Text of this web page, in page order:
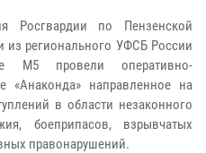
Росгвардии по Пензенской
из регионального УФСБ России
М5 провели оперативно-
«Анаконда» направленное на
в области незаконного
боеприпасов, взрывчатых
правонарушений.